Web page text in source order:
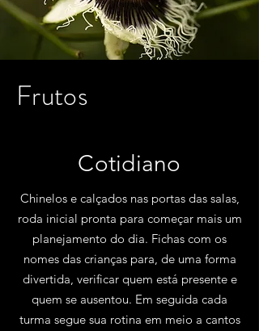
Frutos
Cotidiano
Chinelos e calçados nas portas das salas,
roda inicial pronta para começar mais um
planejamento do dia. Fichas com os
nomes das crianças para, de uma forma
divertida, verificar quem está presente e
quem se ausentou. Em seguida cada
turma segue sua rotina em meio a cantos